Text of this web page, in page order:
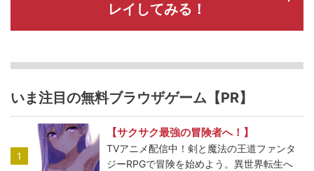
レイしてみる！
いま注目の無料ブラウザゲーム【PR】
1
【サクサク最強の冒険者へ！】
TVアニメ配信中！剣と魔法の王道ファンタ
ジーRPGで冒険を始めよう。異世界転生へ